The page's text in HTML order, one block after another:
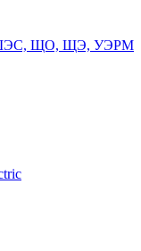
ШЭС, ЩО, ЩЭ, УЭРМ